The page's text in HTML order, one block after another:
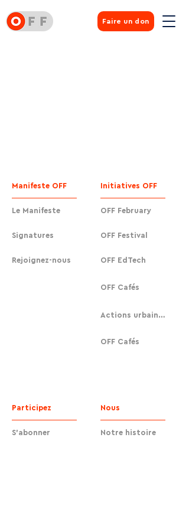
Faire un don
Manifeste OFF
Le Manifeste
Signatures
Rejoignez-nous
Initiatives OFF
OFF February
OFF Festival
OFF EdTech
OFF Cafés
Actions urbaines
OFF Cafés
Participez
S'abonner
Nous
Notre histoire